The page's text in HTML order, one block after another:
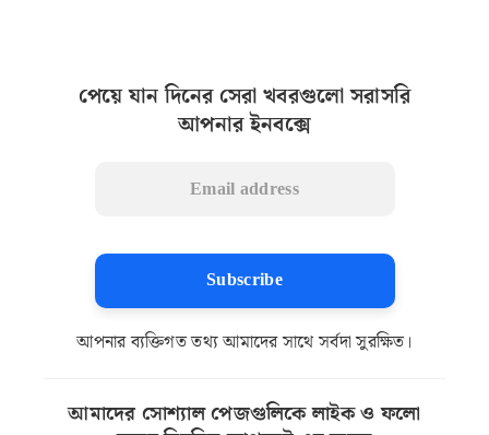
পেয়ে যান দিনের সেরা খবরগুলো সরাসরি
আপনার ইনবক্সে
Subscribe
আপনার ব্যক্তিগত তথ্য আমাদের সাথে সর্বদা সুরক্ষিত।
আমাদের সোশ্যাল পেজগুলিকে লাইক ও ফলো